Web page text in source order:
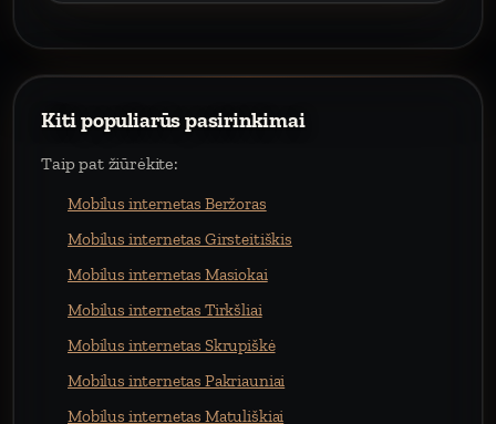
Kiti populiarūs pasirinkimai
Taip pat žiūrėkite:
Mobilus internetas Beržoras
Mobilus internetas Girsteitiškis
Mobilus internetas Masiokai
Mobilus internetas Tirkšliai
Mobilus internetas Skrupiškė
Mobilus internetas Pakriauniai
Mobilus internetas Matuliškiai